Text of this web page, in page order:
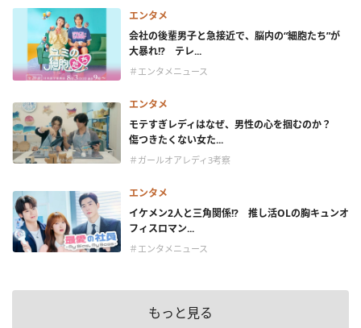
エンタメ
会社の後輩男子と急接近で、脳内の“細胞たち”が
大暴れ!? テレ...
＃エンタメニュース
エンタメ
モテすぎレディはなぜ、男性の心を掴むのか？
傷つきたくない女た...
＃ガールオアレディ3考察
エンタメ
イケメン2人と三角関係!? 推し活OLの胸キュンオ
フィスロマン...
＃エンタメニュース
もっと見る